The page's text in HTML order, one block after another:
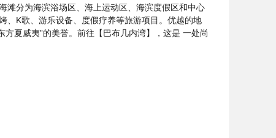
滩分为海滨浴场区、海上运动区、海滨度假区和中心
、K歌、游乐设备、度假疗养等旅游项目。优越的地
方夏威夷”的美誉。前往【巴布几内湾】，这是 一处尚